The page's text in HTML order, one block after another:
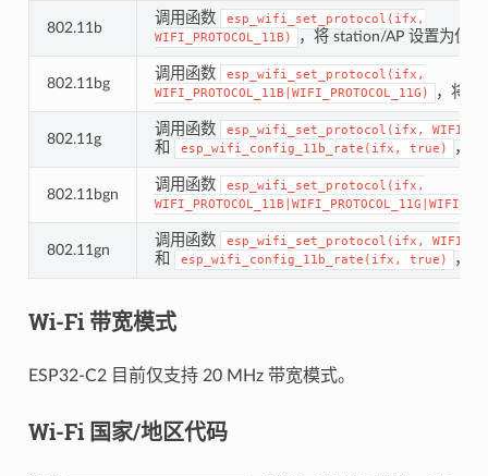
802.11b
调用函数
esp_wifi_set_protocol(ifx,
WIFI_PROTOCOL_11B)
，将 station/AP 设置为仅
802.11bg
调用函数
esp_wifi_set_protocol(ifx,
WIFI_PROTOCOL_11B|WIFI_PROTOCOL_11G)
，将
802.11g
调用函数 esp_wifi_set_protocol(ifx,
和 esp_wifi_config_11b_rate(ifx, true) ，
802.11bgn
调用函数
esp_wifi_set_protocol(ifx,
802.11gn
调用函数 esp_wifi_set_protocol(ifx,
和 esp_wifi_config_11b_rate(ifx, true) ，
Wi-Fi 带宽模式
ESP32-C2 目前仅支持 20 MHz 带宽模式。
Wi-Fi 国家/地区代码